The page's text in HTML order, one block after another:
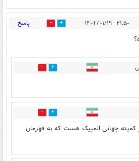
۲۱:۵۰ - ۱۴۰۴/۰۱/۱۹ 13 پاسخ
14
11
کمیته جهانی المپیک هست که به قهرمان